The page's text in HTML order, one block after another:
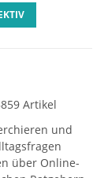
Artikel
und
über Online-